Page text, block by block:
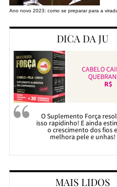
Ano novo 2023: como se preparar para a
DICA DA JU
CABELO
R$
O Suplemento Força
isso rapidinho! E ainda
o crescimento dos fios e
melhora pele e unhas!
MAIS LIDOS